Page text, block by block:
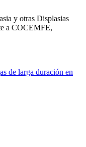
y otras Displasias
a COCEMFE,
de larga duración en